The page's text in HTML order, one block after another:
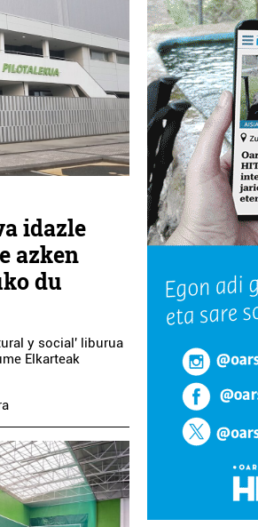
idazle
azken
du
y social' liburua
Elkarteak